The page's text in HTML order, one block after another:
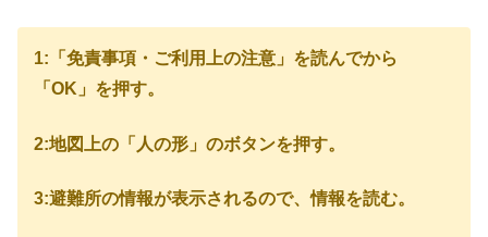
1:「免責事項・ご利用上の注意」を読んでから
「OK」を押す。
2:地図上の「人の形」のボタンを押す。
3:避難所の情報が表示されるので、情報を読む。